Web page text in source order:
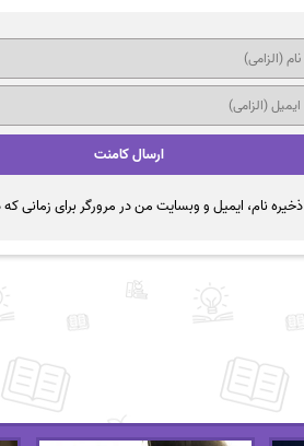
ذخیره نام، ایمیل و وبسایت من در مرورگر برای زمانی